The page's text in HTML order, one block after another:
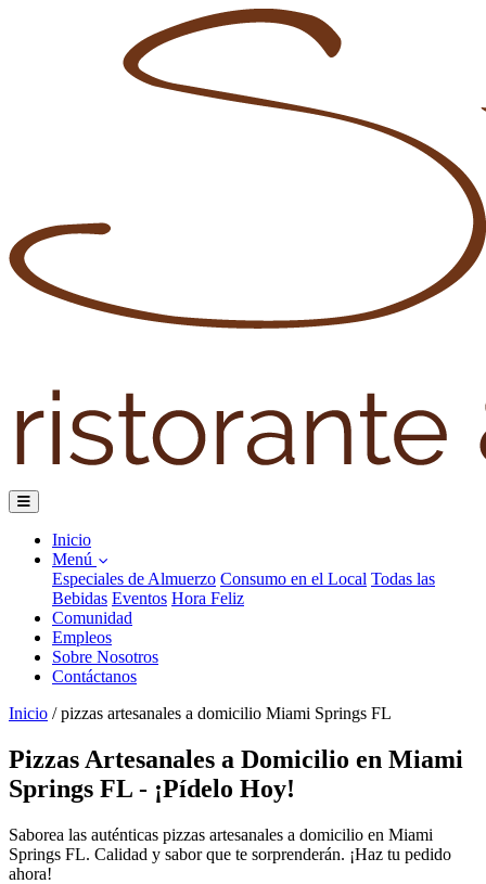
Inicio
Menú
Especiales de Almuerzo Consumo en el Local Todas las
Bebidas Eventos Hora Feliz
Comunidad
Empleos
Sobre Nosotros
Contáctanos
Inicio / pizzas artesanales a domicilio Miami Springs FL
Pizzas Artesanales a Domicilio en Miami
Springs FL - ¡Pídelo Hoy!
Saborea las auténticas pizzas artesanales a domicilio en Miami
Springs FL. Calidad y sabor que te sorprenderán. ¡Haz tu pedido
ahora!